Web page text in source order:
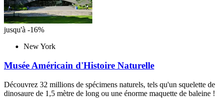
jusqu'à -16%
New York
Musée Américain d'Histoire Naturelle
Découvrez 32 millions de spécimens naturels, tels qu'un squelette de
dinosaure de 1,5 mètre de long ou une énorme maquette de baleine !